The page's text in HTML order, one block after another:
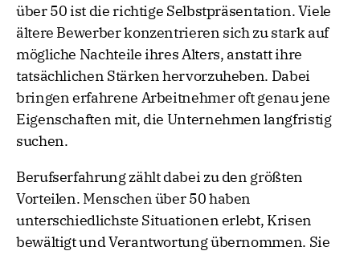
über 50 ist die richtige Selbstpräsentation. Viele
ältere Bewerber konzentrieren sich zu stark auf
mögliche Nachteile ihres Alters, anstatt ihre
tatsächlichen Stärken hervorzuheben. Dabei
bringen erfahrene Arbeitnehmer oft genau jene
Eigenschaften mit, die Unternehmen langfristig
suchen.
Berufserfahrung zählt dabei zu den größten
Vorteilen. Menschen über 50 haben
unterschiedlichste Situationen erlebt, Krisen
bewältigt und Verantwortung übernommen. Sie